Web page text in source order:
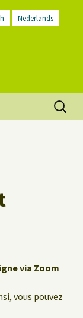
Nederlands
via Zoom
vous pouvez